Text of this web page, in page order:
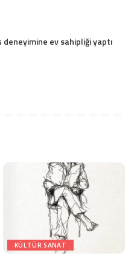
deneyimine ev sahipliği yaptı
KÜLTÜR SANAT